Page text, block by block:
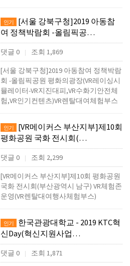
인기
[서울 강북구청]2019 아동참
여 정책박람회 -올림픽공…
댓글 0 | 조회 1,869
[서울 강북구청]2019 아동참여 정책박람
회 -올림픽공원 평화의광장(VR레이싱시
뮬레이터-VR지진대피,VR수화기안전체
험,VR인기컨텐츠)VR렌탈대여체험부스
인기
[VR메이커스 부산지부]제10회
평화공원 국화 전시회(…
댓글 0 | 조회 2,299
[VR메이커스 부산지부]제10회 평화공원
국화 전시회(부산광역시 남구) VR체험존
운영(VR렌탈대여행사체험부스)
인기
한국관광대학교 - 2019 KTC혁
신Day(혁신지원사업…
댓글 0 | 조회 1,871